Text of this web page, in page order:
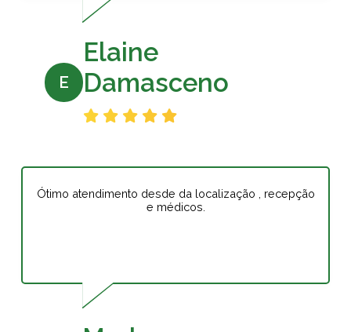
E
Elaine
Damasceno
Ótimo atendimento desde da localização , recepção
e médicos.